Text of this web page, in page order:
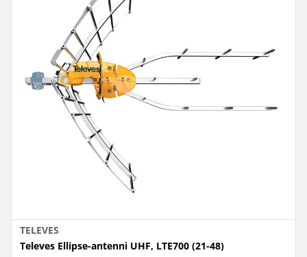
TELEVES
Televes Ellipse-antenni UHF, LTE700 (21-48)